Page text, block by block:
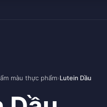
màu thực phẩm›Lutein Dầu